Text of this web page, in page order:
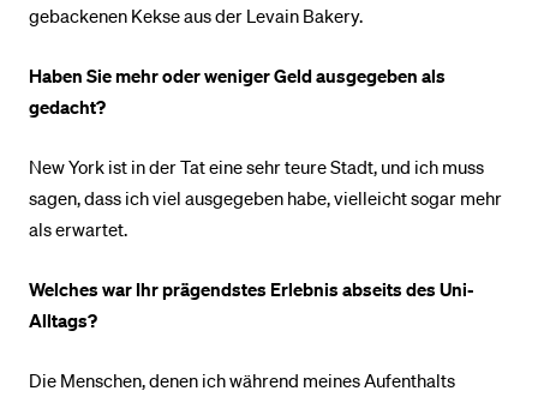
gebackenen Kekse aus der Levain Bakery.
Haben Sie mehr oder weniger Geld ausgegeben als
gedacht?
New York ist in der Tat eine sehr teure Stadt, und ich muss
sagen, dass ich viel ausgegeben habe, vielleicht sogar mehr
als erwartet.
Welches war Ihr prägendstes Erlebnis abseits des Uni-
Alltags?
Die Menschen, denen ich während meines Aufenthalts